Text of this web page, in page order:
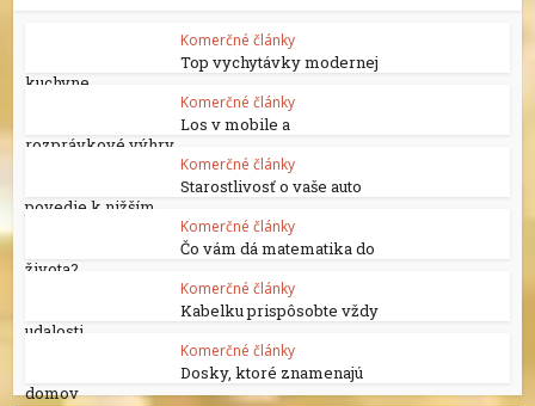
Komerčné články
Top vychytávky modernej
kuchyne
Komerčné články
Los v mobile a
rozprávkové výhry
Komerčné články
Starostlivosť o vaše auto
povedie k nižším...
Komerčné články
Čo vám dá matematika do
života?
Komerčné články
Kabelku prispôsobte vždy
udalosti
Komerčné články
Dosky, ktoré znamenajú
domov